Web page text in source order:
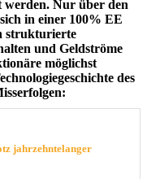
Nur über den
in einer 100% EE
strukturierte
und Geldströme
möglichst
des
jahrzehntelanger